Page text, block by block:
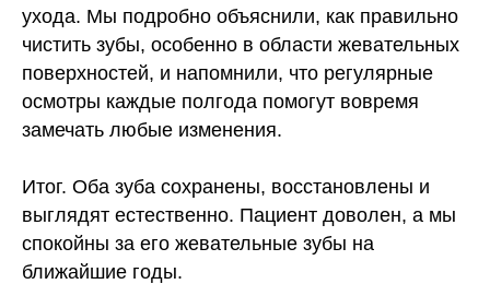
ухода. Мы подробно объяснили, как правильно
чистить зубы, особенно в области жевательных
поверхностей, и напомнили, что регулярные
осмотры каждые полгода помогут вовремя
замечать любые изменения.
Итог. Оба зуба сохранены, восстановлены и
выглядят естественно. Пациент доволен, а мы
спокойны за его жевательные зубы на
ближайшие годы.